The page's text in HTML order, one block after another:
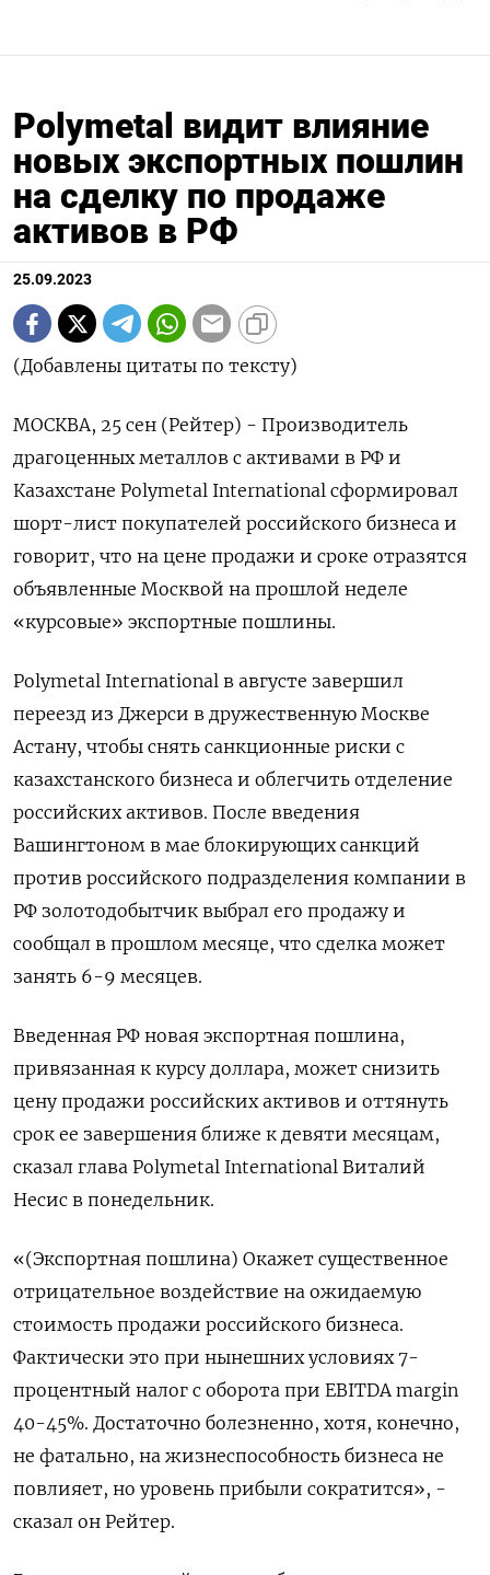
Polymetal видит влияние
новых экспортных пошлин
на сделку по продаже
активов в РФ
25.09.2023
(Добавлены цитаты по тексту)
МОСКВА, 25 сен (Рейтер) - Производитель
драгоценных металлов с активами в РФ и
Казахстане Polymetal International сформировал
шорт-лист покупателей российского бизнеса и
говорит, что на цене продажи и сроке отразятся
объявленные Москвой на прошлой неделе
«курсовые» экспортные пошлины.
Polymetal International в августе завершил
переезд из Джерси в дружественную Москве
Астану, чтобы снять санкционные риски c
казахстанского бизнеса и облегчить отделение
российских активов. После введения
Вашингтоном в мае блокирующих санкций
против российского подразделения компании в
РФ золотодобытчик выбрал его продажу и
сообщал в прошлом месяце, что сделка может
занять 6-9 месяцев.
Введенная РФ новая экспортная пошлина,
привязанная к курсу доллара, может снизить
цену продажи российских активов и оттянуть
срок ее завершения ближе к девяти месяцам,
сказал глава Polymetal International Виталий
Несис в понедельник.
«(Экспортная пошлина) Окажет существенное
отрицательное воздействие на ожидаемую
стоимость продажи российского бизнеса.
Фактически это при нынешних условиях 7-
процентный налог с оборота при EBITDA margin
40-45%. Достаточно болезненно, хотя, конечно,
не фатально, на жизнеспособность бизнеса не
повлияет, но уровень прибыли сократится», -
сказал он Рейтер.